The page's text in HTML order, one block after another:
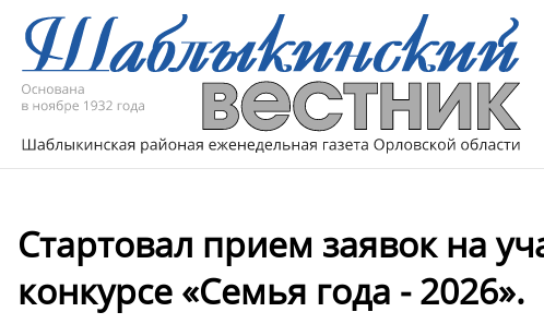
Стартовал прием заявок на
конкурсе «Семья года - 2026».